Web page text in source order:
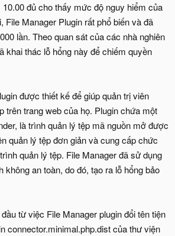
đủ cho thấy mức độ nguy hiểm của
File Manager Plugin rất phổ biến và đã
lần. Theo quan sát của các nhà nghiên
khai thác lỗ hổng này để chiếm quyền
được thiết kế để giúp quản trị viên
trên trang web của họ. Plugin chứa một
là trình quản lý tệp mã nguồn mở được
quản lý tệp đơn giản và cung cấp chức
quản lý tệp. File Manager đã sử dụng
không an toàn, do đó, tạo ra lỗ hổng bảo
từ việc File Manager plugin đổi tên tiện
connector.minimal.php.dist của thư viện